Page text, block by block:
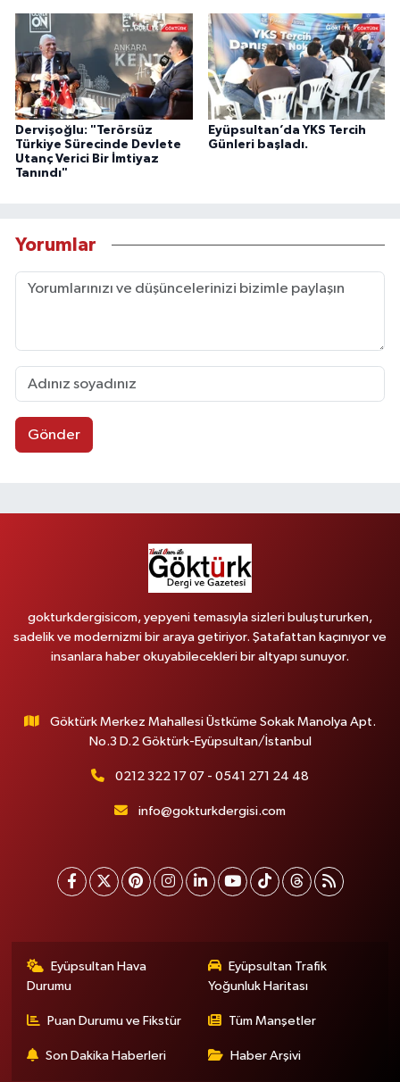
Dervişoğlu: "Terörsüz
Türkiye Sürecinde Devlete
Utanç Verici Bir İmtiyaz
Tanındı"
Eyüpsultan’da YKS Tercih
Günleri başladı.
Yorumlar
Gönder
gokturkdergisicom, yepyeni temasıyla sizleri buluştururken,
sadelik ve modernizmi bir araya getiriyor. Şatafattan kaçınıyor ve
insanlara haber okuyabilecekleri bir altyapı sunuyor.
Göktürk Merkez Mahallesi Üstküme Sokak Manolya Apt.
No.3 D.2 Göktürk-Eyüpsultan/İstanbul
0212 322 17 07 - 0541 271 24 48
info@gokturkdergisi.com
Eyüpsultan Hava
Durumu
Eyüpsultan Trafik
Yoğunluk Haritası
Puan Durumu ve Fikstür Tüm Manşetler
Son Dakika Haberleri Haber Arşivi